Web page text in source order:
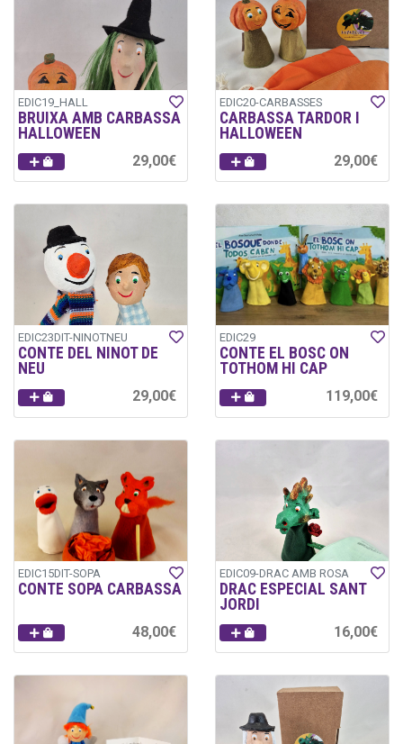
EDIC19_HALL
BRUIXA AMB CARBASSA
HALLOWEEN
29,00€
EDIC20-CARBASSES
CARBASSA TARDOR I
HALLOWEEN
29,00€
EDIC23DIT-NINOTNEU
CONTE DEL NINOT DE
NEU
29,00€
EDIC29
CONTE EL BOSC ON
TOTHOM HI CAP
119,00€
EDIC15DIT-SOPA
CONTE SOPA CARBASSA
48,00€
EDIC09-DRAC AMB ROSA
DRAC ESPECIAL SANT
JORDI
16,00€